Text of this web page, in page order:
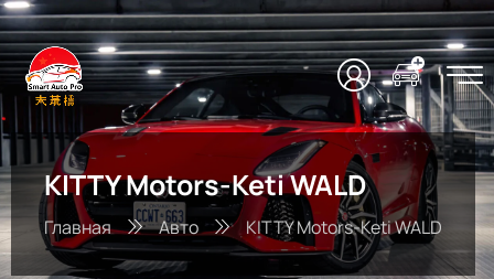
KITTY Motors-Keti WALD
Главная Авто KITTY Motors-Keti WALD